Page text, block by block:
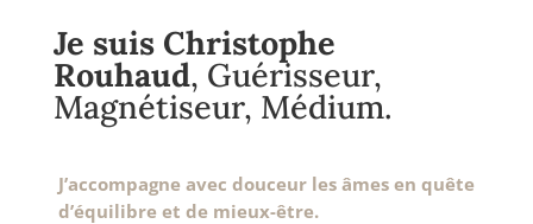
Je suis Christophe
Rouhaud, Guérisseur,
Magnétiseur, Médium.
J’accompagne avec douceur les âmes en quête
d’équilibre et de mieux-être.